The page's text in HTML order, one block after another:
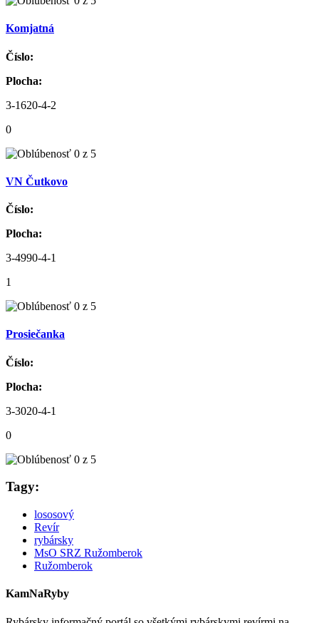
Komjatná
Číslo:
Plocha:
3-1620-4-2
0
VN Čutkovo
Číslo:
Plocha:
3-4990-4-1
1
Prosiečanka
Číslo:
Plocha:
3-3020-4-1
0
Tagy:
lososový
Revír
rybársky
MsO SRZ Ružomberok
Ružomberok
KamNaRyby